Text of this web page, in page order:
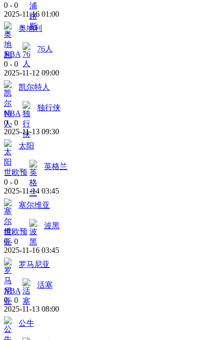
0 - 0
2025-11-16 01:00
奥地利
NBA
76人
0 - 0
2025-11-12 09:00
凯尔特人
NBA
独行侠
0 - 0
2025-11-13 09:30
太阳
世欧预
英格兰
0 - 0
2025-11-14 03:45
塞尔维亚
世欧预
波黑
0 - 0
2025-11-16 03:45
罗马尼亚
NBA
活塞
0 - 0
2025-11-13 08:00
公牛